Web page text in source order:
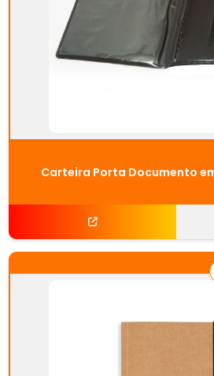
Carteira Porta Documento